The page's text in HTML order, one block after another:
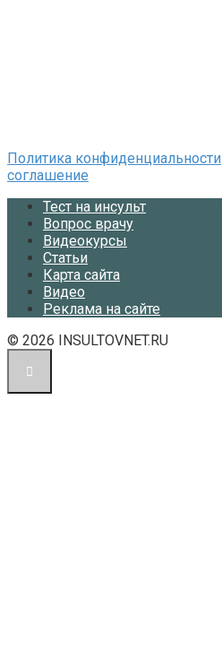
Политика конфиденциальности
соглашение
Тест на инсульт
Вопрос врачу
Видеокурсы
Статьи
Карта сайта
Видео
Реклама на сайте
© 2026 INSULTOVNET.RU